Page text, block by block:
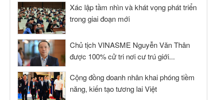
Xác lập tầm nhìn và khát vọng phát triển
trong giai đoạn mới
Chủ tịch VINASME Nguyễn Văn Thân
được 100% cử tri nơi cư trú giới...
Cộng đồng doanh nhân khai phóng tiềm
năng, kiến tạo tương lai Việt